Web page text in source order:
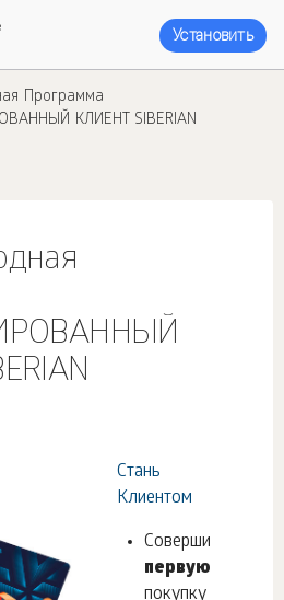
Установить
Программа
КЛИЕНТ SIBERIAN
Стань
Клиентом
Соверши
первую
покупку